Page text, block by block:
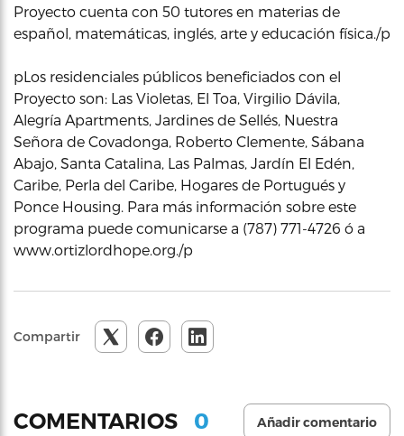
Proyecto cuenta con 50 tutores en materias de
español, matemáticas, inglés, arte y educación física./p
pLos residenciales públicos beneficiados con el
Proyecto son: Las Violetas, El Toa, Virgilio Dávila,
Alegría Apartments, Jardines de Sellés, Nuestra
Señora de Covadonga, Roberto Clemente, Sábana
Abajo, Santa Catalina, Las Palmas, Jardín El Edén,
Caribe, Perla del Caribe, Hogares de Portugués y
Ponce Housing. Para más información sobre este
programa puede comunicarse a (787) 771-4726 ó a
www.ortizlordhope.org./p
Compartir
COMENTARIOS 0 Añadir comentario